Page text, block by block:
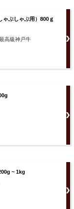
ゃぶしゃぶ用）800ｇ
高級神戸牛
~ 1kg